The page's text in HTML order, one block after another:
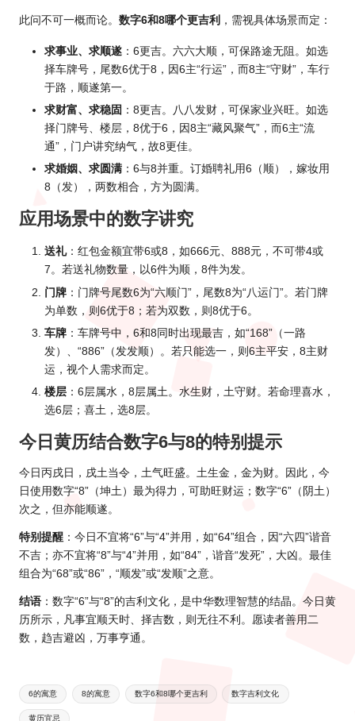
此问不可一概而论。 数字6和8哪个更吉利 ，需视具体场景而定：
求事业、求顺遂 ：6更吉。六六大顺，可保路途无阻。如选
择车牌号，尾数6优于8，因6主“行运”，而8主“守财”，车行
于路，顺遂第一。
求财富、求稳固 ：8更吉。八八发财，可保家业兴旺。如选
择门牌号、楼层，8优于6，因8主“藏风聚气”，而6主“流
通”，门户讲究纳气，故8更佳。
求婚姻、求圆满 ：6与8并重。订婚聘礼用6（顺），嫁妆用
8（发），两数相合，方为圆满。
应用场景中的数字讲究
送礼：红包金额宜带6或8，如666元、888元，不可带4或
7。若送礼物数量，以6件为顺，8件为发。
门牌 ：门牌号尾数6为“六顺门”，尾数8为“八运门”。若门牌
为单数，则6优于8；若为双数，则8优于6。
车牌 ：车牌号中，6和8同时出现最吉，如“168”（一路
发）、“886”（发发顺）。若只能选一，则6主平安，8主财
运，视个人需求而定。
楼层 ：6层属水，8层属土。水生财，土守财。若命理喜水，
选6层；喜土，选8层。
今日黄历结合数字6与8的特别提示
今日丙戌日，戌土当令，土气旺盛。土生金，金为财。因此，今
日使用数字“8”（坤土）最为得力，可助旺财运；数字“6”（阴土）
次之，但亦能顺遂。
特别提醒 ：今日不宜将“6”与“4”并用，如“64”组合，因“六四”谐音
不吉；亦不宜将“8”与“4”并用，如“84”，谐音“发死”，大凶。最佳
组合为“68”或“86”，“顺发”或“发顺”之意。
结语 ：数字“6”与“8”的吉利文化，是中华数理智慧的结晶。今日黄
历所示，凡事宜顺天时、择吉数，则无往不利。愿读者善用二
数，趋吉避凶，万事亨通。
Tags:
6的寓意 8的寓意 数字6和8哪个更吉利 数字吉利文化
黄历宜忌